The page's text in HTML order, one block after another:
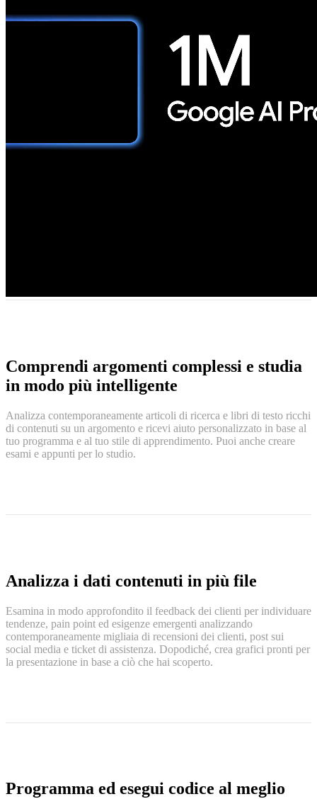
Comprendi argomenti complessi e studia
in modo più intelligente
Analizza contemporaneamente articoli di ricerca e libri di testo ricchi
di contenuti su un argomento e ricevi aiuto personalizzato in base al
tuo programma e al tuo stile di apprendimento. Puoi anche creare
esami e appunti per lo studio.
Analizza i dati contenuti in più file
Esamina in modo approfondito il feedback dei clienti per individuare
tendenze, pain point ed esigenze emergenti analizzando
contemporaneamente migliaia di recensioni dei clienti, post sui
social media e ticket di assistenza. Dopodiché, crea grafici pronti per
la presentazione in base a ciò che hai scoperto.
Programma ed esegui codice al meglio